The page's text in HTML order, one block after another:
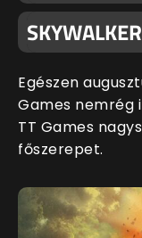
Egészen
Games nemrég
TT Games
főszerepet.